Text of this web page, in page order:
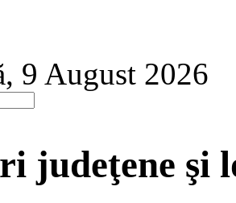
9 August 2026
judeţene şi